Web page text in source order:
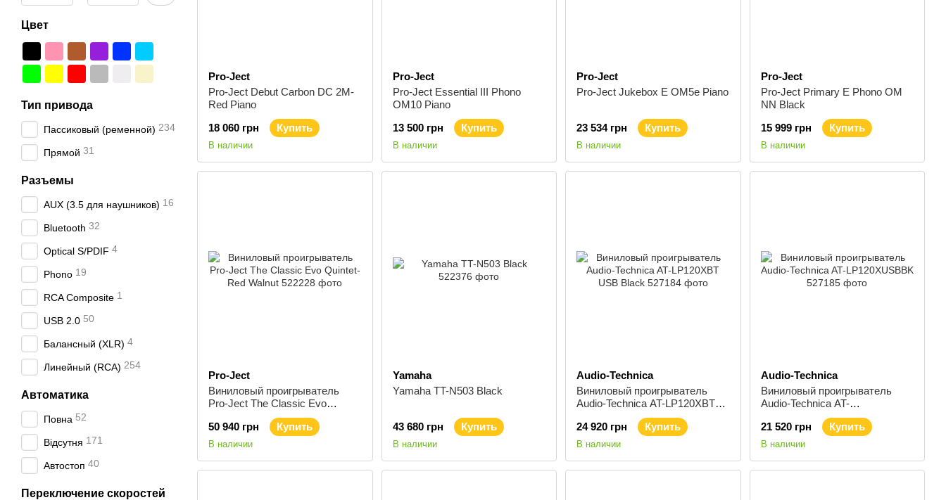
Pro-Ject
Pro-Ject Debut Carbon DC 2M-
Red Piano
18 060 грн
Купить
В наличии
Pro-Ject
Pro-Ject Essential III Phono
OM10 Piano
13 500 грн
Купить
В наличии
Pro-Ject
Pro-Ject Jukebox E OM5e Piano
23 534 грн Купить
В наличии
Pro-Ject
Pro-Ject Primary E Phono OM
NN Black
15 999 грн
Купить
В наличии
Pro-Ject
Виниловый проигрыватель
Pro-Ject The Classic Evo
Quintet-Red Walnut
50 940 грн
Купить
В наличии
Yamaha
Yamaha TT-N503 Black
43 680 грн Купить
В наличии
Audio-Technica
Виниловый проигрыватель
Audio-Technica AT-LP120XBT
24 920 грн
Купить
В наличии
Audio-Technica
Виниловый проигрыватель
Audio-Technica AT-
LP120XUSBBK
21 520 грн
Купить
В наличии
Цвет
Тип привода
Пассиковый (ременной) 234
Прямой 31
Разъемы
AUX (3.5 для наушников) 16
Bluetooth 32
Optical S/PDIF 4
Phono 19
RCA Composite 1
USB 2.0 50
Балансный (XLR) 4
Линейный (RCA) 254
Автоматика
Повна 52
Відсутня 171
Автостоп 40
Переключение скоростей